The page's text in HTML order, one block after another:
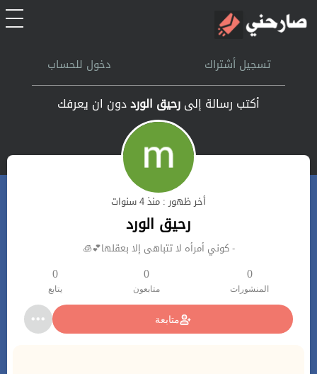
الرئيسيةتسجيل أشتراك دخول للحساب
أكتب رسالة إلىرحيق الورددون ان يعرفك
أخر ظهور : منذ 4 سنوات
رحيق الورد
‏- كوني أمرأه لا تتباهى إلا بعقلها💕🧊
0
المنشورات
0
متابعون
0
يتابع
متابعة